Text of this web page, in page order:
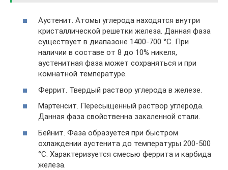
Аустенит. Атомы углерода находятся внутри
кристаллической решетки железа. Данная фаза
существует в диапазоне 1400-700 °С. При
наличии в составе от 8 до 10% никеля,
аустенитная фаза может сохраняться и при
комнатной температуре.
Феррит. Твердый раствор углерода в железе.
Мартенсит. Пересыщенный раствор углерода.
Данная фаза свойственна закаленной стали.
Бейнит. Фаза образуется при быстром
охлаждении аустенита до температуры 200-500
°С. Характеризуется смесью феррита и карбида
железа.